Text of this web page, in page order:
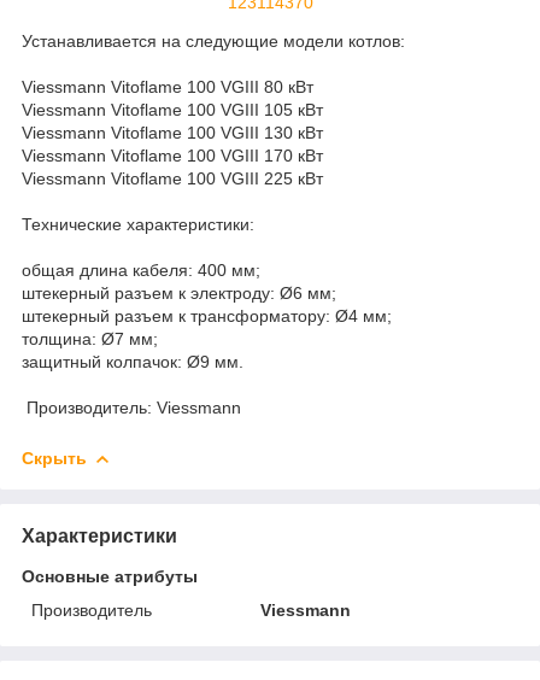
Устанавливается на следующие модели котлов:
Viessmann Vitoflame 100 VGIII 80 кВт
Viessmann Vitoflame 100 VGIII 105 кВт
Viessmann Vitoflame 100 VGIII 130 кВт
Viessmann Vitoflame 100 VGIII 170 кВт
Viessmann Vitoflame 100 VGIII 225 кВт
Технические характеристики:
общая длина кабеля: 400 мм;
штекерный разъем к электроду: Ø6 мм;
штекерный разъем к трансформатору: Ø4 мм;
толщина: Ø7 мм;
защитный колпачок: Ø9 мм.
Производитель: Viessmann
Скрыть
Характеристики
Основные атрибуты
Производитель
Viessmann